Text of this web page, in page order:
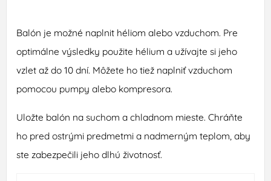
Balón je možné naplnit héliom alebo vzduchom. Pre
optimálne výsledky použite hélium a užívajte si jeho
vzlet až do 10 dní. Môžete ho tiež naplniť vzduchom
pomocou pumpy alebo kompresora.
Uložte balón na suchom a chladnom mieste. Chráňte
ho pred ostrými predmetmi a nadmerným teplom, aby
ste zabezpečili jeho dlhú životnosť.